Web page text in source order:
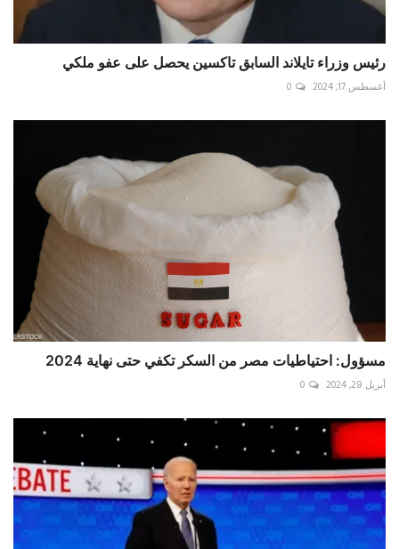
رئيس وزراء تايلاند السابق تاكسين يحصل على عفو ملكي
أغسطس 17, 2024 0
مسؤول: احتياطيات مصر من السكر تكفي حتى نهاية 2024
أبريل 28, 2024 0